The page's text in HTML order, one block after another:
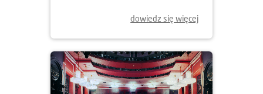
dowiedz się więcej